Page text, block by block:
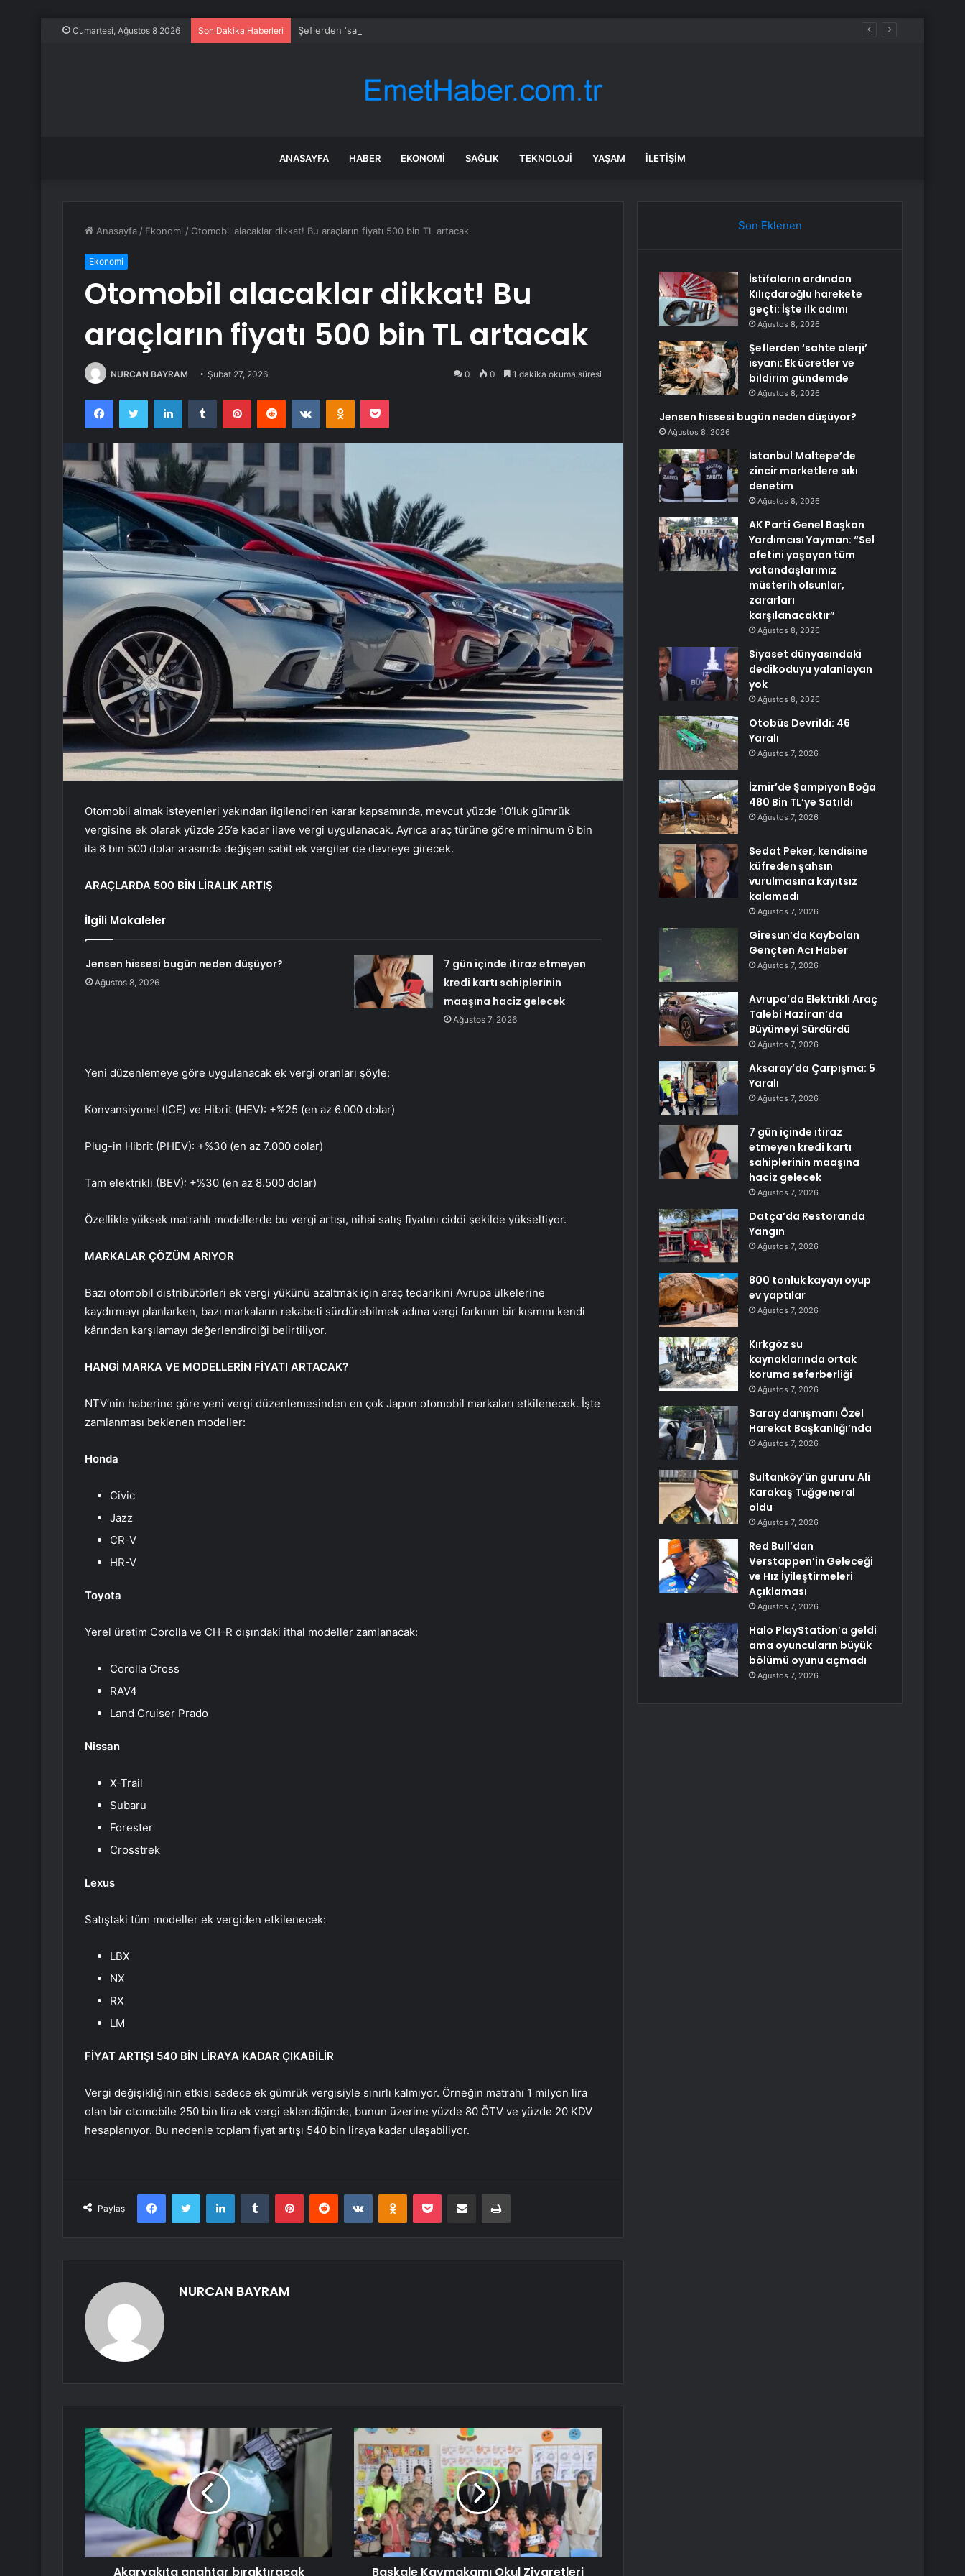
Cumartesi, Ağustos 8 2026 Son Dakika Haberleri Şeflerden ‘sahte alerji’ isyanı: Ek ücretler ve bildirim gündemde
ANASAYFA HABER EKONOMI SAĞLIK TEKNOLOJI YAŞAM İLETIŞIM
Anasayfa / Ekonomi / Otomobil alacaklar dikkat! Bu araçların fiyatı 500 bin TL artacak
Ekonomi
Otomobil alacaklar dikkat! Bu
araçların fiyatı 500 bin TL artacak
NURCAN BAYRAM Şubat 27, 2026 0 0 1 dakika okuma süresi
FacebookTwitter LinkedInTumblr PinterestReddit VKontakteOdnoklassniki
Pocket
Otomobil almak isteyenleri yakından ilgilendiren karar kapsamında, mevcut yüzde 10’luk gümrük
vergisine ek olarak yüzde 25’e kadar ilave vergi uygulanacak. Ayrıca araç türüne göre minimum 6 bin
ila 8 bin 500 dolar arasında değişen sabit ek vergiler de devreye girecek.
ARAÇLARDA 500 BİN LİRALIK ARTIŞ
İlgili Makaleler
Jensen hissesi bugün neden düşüyor?
Ağustos 8, 2026
7 gün içinde itiraz etmeyen
kredi kartı sahiplerinin
maaşına haciz gelecek
Ağustos 7, 2026
Yeni düzenlemeye göre uygulanacak ek vergi oranları şöyle:
Konvansiyonel (ICE) ve Hibrit (HEV): +%25 (en az 6.000 dolar)
Plug-in Hibrit (PHEV): +%30 (en az 7.000 dolar)
Tam elektrikli (BEV): +%30 (en az 8.500 dolar)
Özellikle yüksek matrahlı modellerde bu vergi artışı, nihai satış fiyatını ciddi şekilde yükseltiyor.
MARKALAR ÇÖZÜM ARIYOR
Bazı otomobil distribütörleri ek vergi yükünü azaltmak için araç tedarikini Avrupa ülkelerine
kaydırmayı planlarken, bazı markaların rekabeti sürdürebilmek adına vergi farkının bir kısmını kendi
kârından karşılamayı değerlendirdiği belirtiliyor.
HANGİ MARKA VE MODELLERİN FİYATI ARTACAK?
NTV’nin haberine göre yeni vergi düzenlemesinden en çok Japon otomobil markaları etkilenecek. İşte
zamlanması beklenen modeller:
Honda
Civic
Jazz
CR-V
HR-V
Toyota
Yerel üretim Corolla ve CH-R dışındaki ithal modeller zamlanacak:
Corolla Cross
RAV4
Land Cruiser Prado
Nissan
X-Trail
Subaru
Forester
Crosstrek
Lexus
Satıştaki tüm modeller ek vergiden etkilenecek:
LBX
NX
RX
LM
FİYAT ARTIŞI 540 BİN LİRAYA KADAR ÇIKABİLİR
Vergi değişikliğinin etkisi sadece ek gümrük vergisiyle sınırlı kalmıyor. Örneğin matrahı 1 milyon lira
olan bir otomobile 250 bin lira ek vergi eklendiğinde, bunun üzerine yüzde 80 ÖTV ve yüzde 20 KDV
hesaplanıyor. Bu nedenle toplam fiyat artışı 540 bin liraya kadar ulaşabiliyor.
Paylaş
FacebookTwitter LinkedInTumblr PinterestReddit VKontakteOdnoklassniki
Pocket E-Posta ile paylaş Yazdır
NURCAN BAYRAM
Akaryakıta anahtar bıraktıracak Başkale Kaymakamı Okul Ziyaretleri
Son Eklenen
İstifaların ardından
Kılıçdaroğlu harekete
geçti: İşte ilk adımı
Ağustos 8, 2026
Şeflerden ‘sahte alerji’
isyanı: Ek ücretler ve
bildirim gündemde
Ağustos 8, 2026
Jensen hissesi bugün neden düşüyor?
Ağustos 8, 2026
İstanbul Maltepe’de
zincir marketlere sıkı
denetim
Ağustos 8, 2026
AK Parti Genel Başkan
Yardımcısı Yayman: “Sel
afetini yaşayan tüm
vatandaşlarımız
müsterih olsunlar,
zararları
karşılanacaktır”
Ağustos 8, 2026
Siyaset dünyasındaki
dedikoduyu yalanlayan
yok
Ağustos 8, 2026
Otobüs Devrildi: 46
Yaralı
Ağustos 7, 2026
İzmir’de Şampiyon Boğa
480 Bin TL’ye Satıldı
Ağustos 7, 2026
Sedat Peker, kendisine
küfreden şahsın
vurulmasına kayıtsız
kalamadı
Ağustos 7, 2026
Giresun’da Kaybolan
Gençten Acı Haber
Ağustos 7, 2026
Avrupa’da Elektrikli Araç
Talebi Haziran’da
Büyümeyi Sürdürdü
Ağustos 7, 2026
Aksaray’da Çarpışma: 5
Yaralı
Ağustos 7, 2026
7 gün içinde itiraz
etmeyen kredi kartı
sahiplerinin maaşına
haciz gelecek
Ağustos 7, 2026
Datça’da Restoranda
Yangın
Ağustos 7, 2026
800 tonluk kayayı oyup
ev yaptılar
Ağustos 7, 2026
Kırkgöz su
kaynaklarında ortak
koruma seferberliği
Ağustos 7, 2026
Saray danışmanı Özel
Harekat Başkanlığı’nda
Ağustos 7, 2026
Sultanköy’ün gururu Ali
Karakaş Tuğgeneral
oldu
Ağustos 7, 2026
Red Bull’dan
Verstappen’in Geleceği
ve Hız İyileştirmeleri
Açıklaması
Ağustos 7, 2026
Halo PlayStation’a geldi
ama oyuncuların büyük
bölümü oyunu açmadı
Ağustos 7, 2026